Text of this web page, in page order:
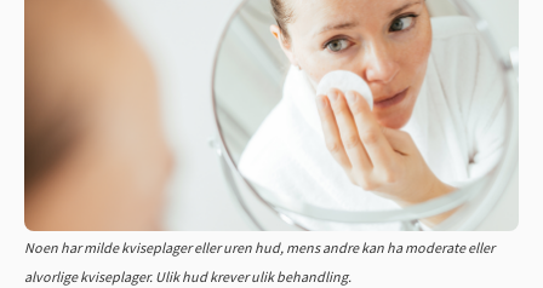
Noen har milde kviseplager eller uren hud, mens andre kan ha moderate eller
alvorlige kviseplager. Ulik hud krever ulik behandling.